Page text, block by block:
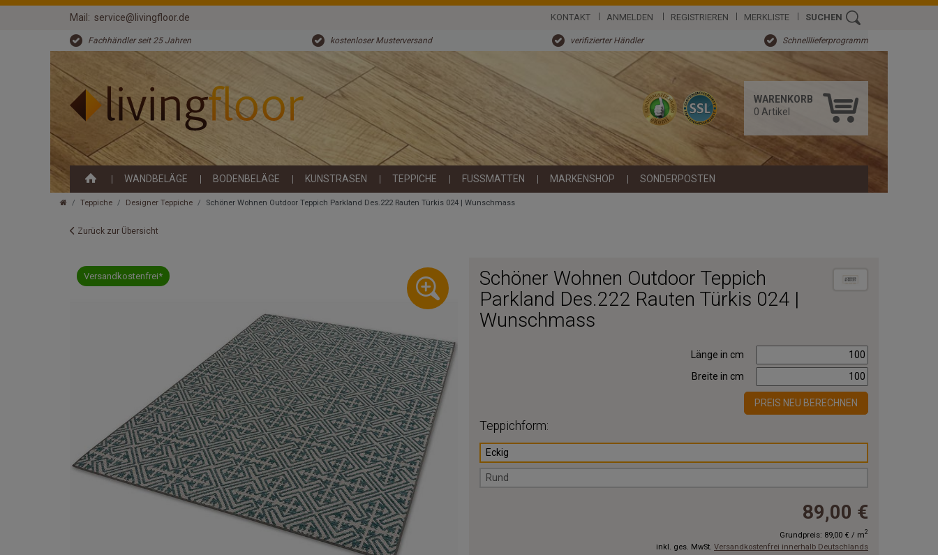
Mail: service@livingfloor.de KONTAKT ANMELDEN REGISTRIEREN MERKLISTE SUCHEN
Fachhändler seit 25 Jahren kostenloser Musterversand verifizierter Händler Schnelllieferprogramm
WARENKORB
0 Artikel
WANDBELÄGE BODENBELÄGE KUNSTRASEN TEPPICHE FUSSMATTEN MARKENSHOP SONDERPOSTEN
Teppiche Designer Teppiche Schöner Wohnen Outdoor Teppich Parkland Des.222 Rauten Türkis 024 | Wunschmass
Zurück zur Übersicht
Versandkostenfrei*
Schöner Wohnen Outdoor Teppich
Parkland Des.222 Rauten Türkis 024 |
Wunschmass
Länge in cm
Breite in cm
PREIS NEU BERECHNEN
Teppichform:
Eckig
Rund
89,00 €
Grundpreis: 89,00 € / m2
inkl. ges. MwSt. Versandkostenfrei innerhalb Deutschlands